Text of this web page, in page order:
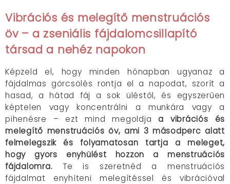
Vibrációs és melegítő menstruációs
öv – a zseniális fájdalomcsillapító
társad a nehéz napokon
Képzeld el, hogy minden hónapban ugyanaz a
fájdalmas görcsölés rontja el a napodat, szorít a
hasad, a hátad fáj a sok üléstől, és egyszerűen
képtelen vagy koncentrálni a munkára vagy a
pihenésre – ezt mind megoldja a vibrációs és
melegítő menstruációs öv, ami 3 másodperc alatt
felmelegszik és folyamatosan tartja a meleget,
hogy gyors enyhülést hozzon a menstruációs
fájdalomra. Te is szeretnéd a menstruációs
fájdalmat enyhíteni melegítéssel és vibrációval